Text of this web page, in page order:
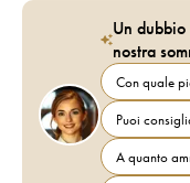
Un
nostra
Con quale
Puoi
A quanto